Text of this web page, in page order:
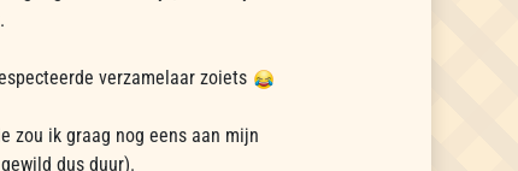
verzamelaar zoiets
zou ik graag nog eens aan mijn
dus duur).